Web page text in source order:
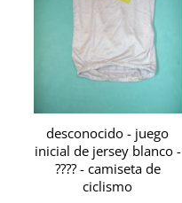
desconocido - juego
inicial de jersey blanco -
???? - camiseta de
ciclismo